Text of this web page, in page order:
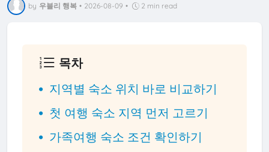
by 우블리 행복 • 2026-08-09 • 2 min read
목차
지역별 숙소 위치 바로 비교하기
첫 여행 숙소 지역 먼저 고르기
가족여행 숙소 조건 확인하기